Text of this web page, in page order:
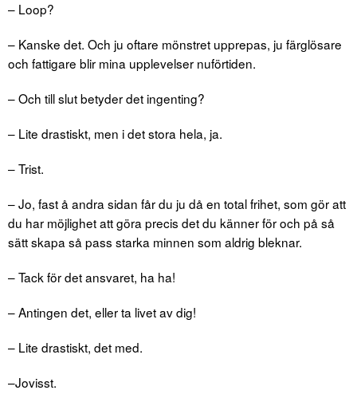
– Loop?
– Kanske det. Och ju oftare mönstret upprepas, ju färglösare
och fattigare blir mina upplevelser nuförtiden.
– Och till slut betyder det ingenting?
– Lite drastiskt, men i det stora hela, ja.
– Trist.
– Jo, fast å andra sidan får du ju då en total frihet, som gör att
du har möjlighet att göra precis det du känner för och på så
sätt skapa så pass starka minnen som aldrig bleknar.
– Tack för det ansvaret, ha ha!
– Antingen det, eller ta livet av dig!
– Lite drastiskt, det med.
–Jovisst.